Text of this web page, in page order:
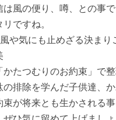
は風の便り、噂、との事
リですね。
や気にも止めざる決ま
たつむりのお約束」で整
の排除を学んだ子供達、
束が将来とも生かされる